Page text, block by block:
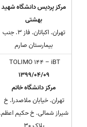
مرکز پردیس دانشگاه شهید
بهشتی
تهران. اکباتان. فاز 3. جنب
بیمارستان صارم
TOLIMO 144 – iBT
1399/04/09
مرکز دانشگاه خاتم
تهران. خیابان ملاصدرا. خ
شیراز شمالی. خ حکیم اعظم.